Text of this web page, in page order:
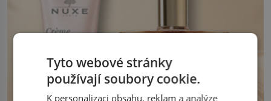
Tyto webové stránky
používají soubory cookie.
K personalizaci obsahu, reklam a analýze